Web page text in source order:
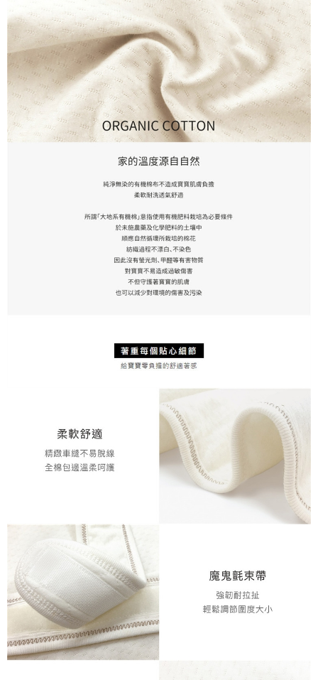
※ 請注意：結帳手續完成當下不需立刻繳費，但若您需要取消訂單，請聯絡
購買商品的店家。未經商家同意取消之訂單仍視為有效，需透過AFTEE先享
後付繳納相關費用。
※ 交易是否成功請以「AFTEE先享後付 」之結帳頁面顯示為準，若有關於
是否繳費成功／繳費後需取消欲退款等相關疑問，請聯繫「AFTEE先享後付
客戶支援中心」
https://netprotections.freshdesk.com/support/home
【注意事項】
１．透過由恩沛科技股份有限公司提供之「AFTEE先享後付」服務完成之交
易，需依本服務之必要範圍內提供個人資料，並將交易相關給付款項請求債
權轉讓予恩沛科技股份有限公司。
https://aftee.tw/terms/#terms3
「AFTEE先享後付」，若未經同意申辦者引起之損失，本公司不負相關責
４．使用「AFTEE先享後付」時，將依據個別帳號之用戶狀況，依本公司即
時審查核予不同之上限額度；若仍有額度不足之情形，本公司將視審查結果
５．嚴禁一人註冊多個帳號或使用他人資訊註冊。若發現惡意使用之情形，
恩沛科技股份有限公司將有權停止該用戶之使用額度並採取法律行動。
每筆NT$80，滿NT$600(含以上)免運費
付款後門市自取
免運費